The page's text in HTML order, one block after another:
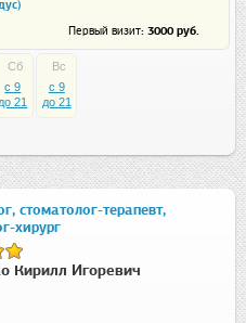
Первый визит: 3000 руб.
Сб
c 9
до 21
Вс
c 9
до 21
стоматолог-терапевт,
хирург
Кирилл Игоревич